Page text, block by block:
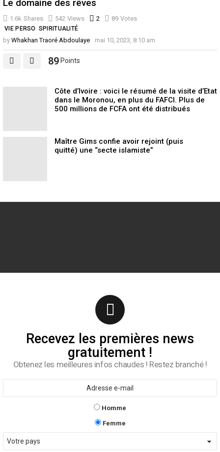
1.6k Shares 542 Views 2 Comments
89 Votes
VIE PERSO SPIRITUALITÉ
Le domaine des rêves
by Whakhan Traoré Abdoulaye mai 10, 2023, 8:10 am
89Points
Côte d’Ivoire : voici le résumé de la visite d’Etat
dans le Moronou, en plus du FAFCI. Plus de
500 millions de FCFA ont été distribués
Maître Gims confie avoir rejoint (puis
quitté) une “secte islamiste”
Recevez les premières news
gratuitement !
Obtenez les meilleures infos chaudes ! Restez branché !
Homme
Femme